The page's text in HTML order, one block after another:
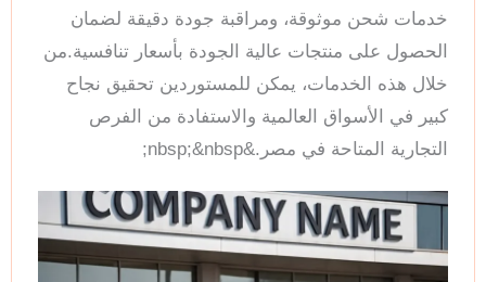
خدمات شحن موثوقة، ومراقبة جودة دقيقة لضمان
الحصول على منتجات عالية الجودة بأسعار تنافسية.من
خلال هذه الخدمات، يمكن للمستوردين تحقيق نجاح
كبير في الأسواق العالمية والاستفادة من الفرص
التجارية المتاحة في مصر.&nbsp;&nbsp;